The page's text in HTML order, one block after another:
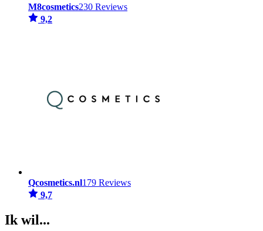
M8cosmetics230 Reviews
9,2
Qcosmetics.nl179 Reviews
9,7
Ik wil...